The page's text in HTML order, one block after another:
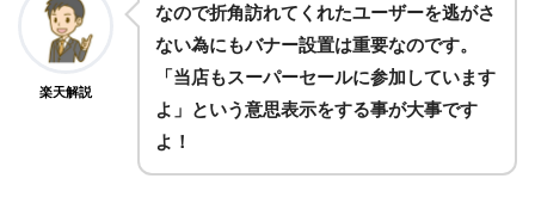
楽天解説
なので折角訪れてくれたユーザーを逃がさ
ない為にもバナー設置は重要なのです。
「当店もスーパーセールに参加しています
よ」という意思表示をする事が大事です
よ！